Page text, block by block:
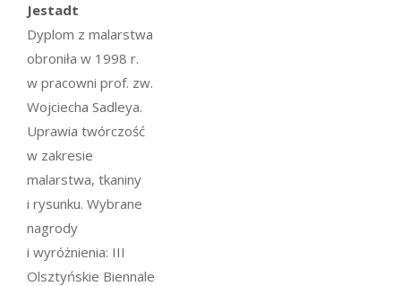
Jestadt
Dyplom z malarstwa
obroniła w 1998 r.
w pracowni prof. zw.
Wojciecha Sadleya.
Uprawia twórczość
w zakresie
malarstwa, tkaniny
i rysunku. Wybrane
nagrody
i wyróżnienia: III
Olsztyńskie Biennale